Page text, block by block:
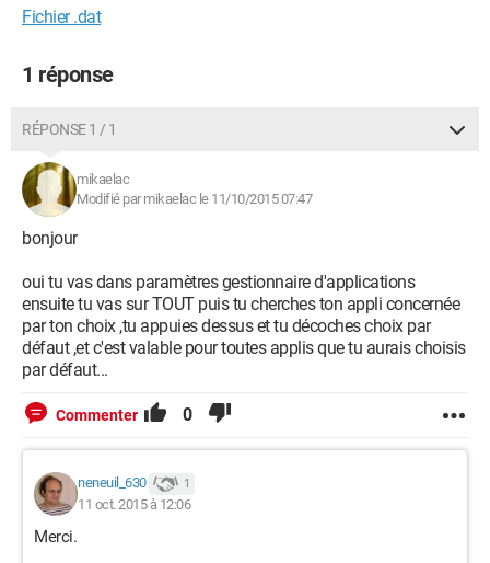
Fichier .dat
1 réponse
RÉPONSE 1 / 1
mikaelac
Modifié par mikaelac le 11/10/2015 07:47
bonjour
oui tu vas dans paramètres gestionnaire d'applications
ensuite tu vas sur TOUT puis tu cherches ton appli concernée
par ton choix ,tu appuies dessus et tu décoches choix par
défaut ,et c'est valable pour toutes applis que tu aurais choisis
par défaut...
Commenter 0
neneuil_630 1
11 oct. 2015 à 12:06
Merci.